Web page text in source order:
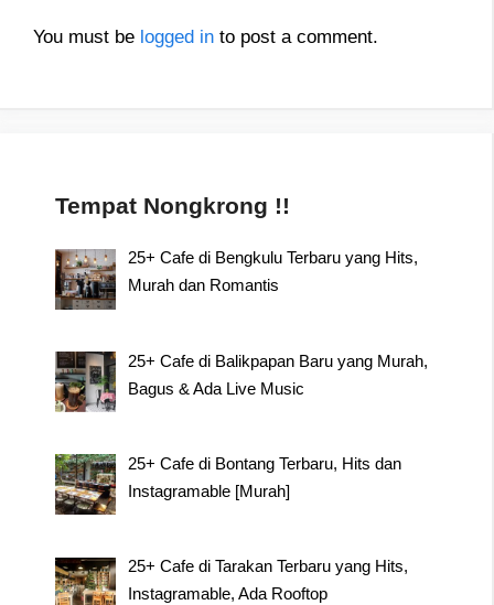
You must be logged in to post a comment.
Tempat Nongkrong !!
25+ Cafe di Bengkulu Terbaru yang Hits,
Murah dan Romantis
25+ Cafe di Balikpapan Baru yang Murah,
Bagus & Ada Live Music
25+ Cafe di Bontang Terbaru, Hits dan
Instagramable [Murah]
25+ Cafe di Tarakan Terbaru yang Hits,
Instagramable, Ada Rooftop